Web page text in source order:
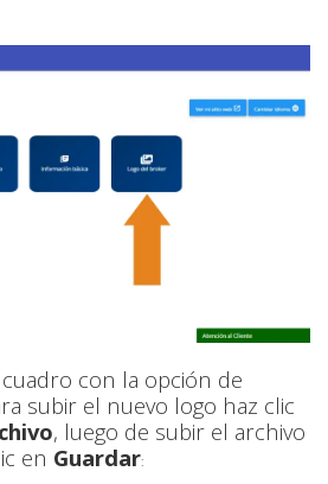
con la opción de
subir el nuevo logo haz clic
, luego de subir el archivo
en Guardar: